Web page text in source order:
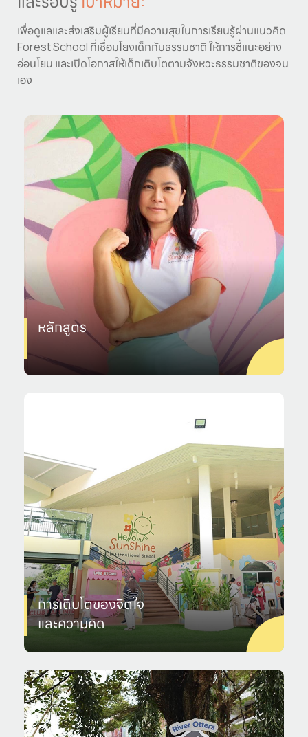
เพื่อดูแลและส่งเสริมผู้เรียนที่มีความสุขในการเรียนรู้ผ่านแนวคิด
Forest School ที่เชื่อมโยงเด็กกับธรรมชาติ ให้การชี้แนะอย่าง
อ่อนโยน และเปิดโอกาสให้เด็กเติบโตตามจังหวะธรรมชาติของจน
เอง
หลักสูตร
การเติบโตของจิตใจ
และความคิด